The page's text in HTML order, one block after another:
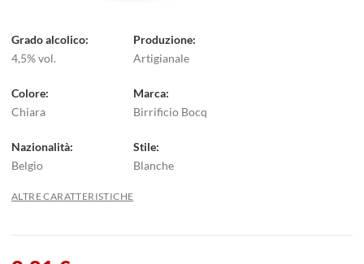
Grado alcolico
4,5% vol.
Produzione
Artigianale
Colore
Chiara
Marca
Birrificio Bocq
Nazionalità
Belgio
Stile
Blanche
ALTRE CARATTERISTICHE